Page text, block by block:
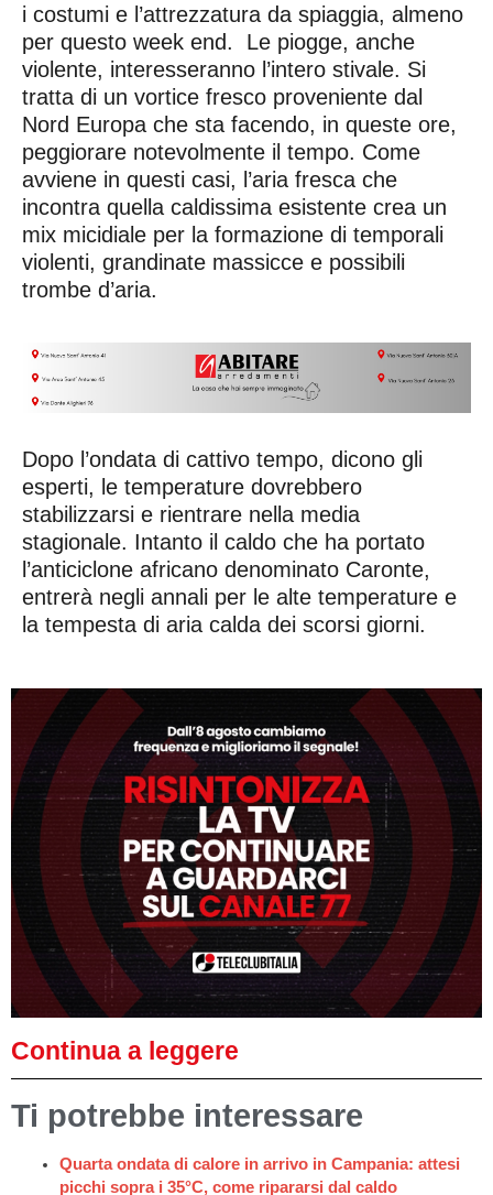
i costumi e l’attrezzatura da spiaggia, almeno
per questo week end. Le piogge, anche
violente, interesseranno l’intero stivale. Si
tratta di un vortice fresco proveniente dal
Nord Europa che sta facendo, in queste ore,
peggiorare notevolmente il tempo. Come
avviene in questi casi, l’aria fresca che
incontra quella caldissima esistente crea un
mix micidiale per la formazione di temporali
violenti, grandinate massicce e possibili
trombe d’aria.
Dopo l’ondata di cattivo tempo, dicono gli
esperti, le temperature dovrebbero
stabilizzarsi e rientrare nella media
stagionale. Intanto il caldo che ha portato
l’anticiclone africano denominato Caronte,
entrerà negli annali per le alte temperature e
la tempesta di aria calda dei scorsi giorni.
Continua a leggere
Ti potrebbe interessare
Quarta ondata di calore in arrivo in Campania: attesi
picchi sopra i 35°C, come ripararsi dal caldo